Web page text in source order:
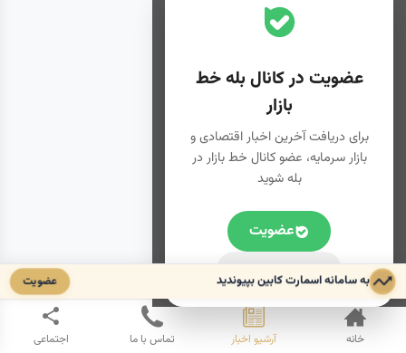
خانه آرشیو اخبار تماس با ما اجتماعی
عضویت در کانال بله خط
بازار
برای دریافت آخرین اخبار اقتصادی و
بازار سرمایه، عضو کانال خط بازار در
بله شوید
عضویت
دوباره نشان نده
به سامانه اسمارت کابین بپیوندید عضویت